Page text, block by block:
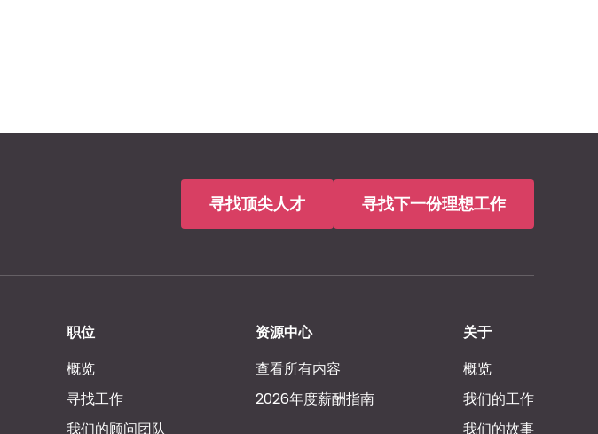
寻找顶尖人才 寻找下一份理想工作
职位
概览
寻找工作
我们的顾问团队
资源中心
查看所有内容
2026年度薪酬指南
关于
概览
我们的工作
我们的故事